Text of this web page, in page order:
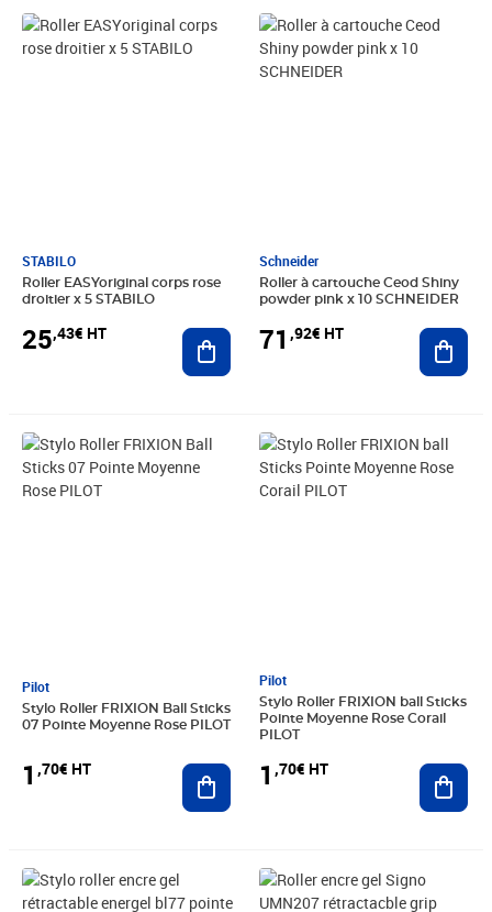
STABILO
Roller EASYoriginal corps rose
droitier x 5 STABILO
25,43€ HT
Prix 25,43€ HT
Ajouter au panier
Schneider
Roller à cartouche Ceod Shiny
powder pink x 10 SCHNEIDER
71 ,92€ HT
Prix 71,92€ HT
Pilot
Stylo Roller FRIXION Ball Sticks
07 Pointe Moyenne Rose PILOT
1 ,70€ HT
Prix 1,70€ HT
Ajouter au panier
Pilot
Stylo Roller FRIXION ball Sticks
Pointe Moyenne Rose Corail
PILOT
1 ,70€ HT
Prix 1,70€ HT
Prix 24,98€ HT Prix barré 1,87€ HT
Prix 1,31€ HT